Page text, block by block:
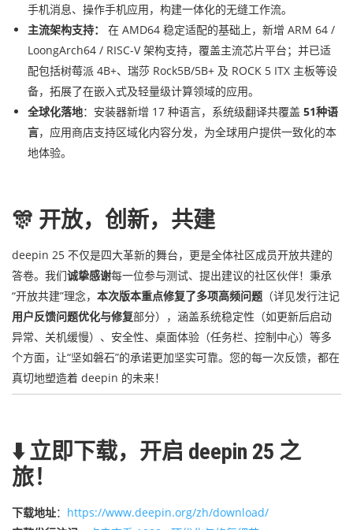
手机消息、操作手机应用，构建一体化的无缝工作流。
主流架构支持： 在 AMD64 稳定适配的基础上，新增 ARM 64 /
LoongArch64 / RISC-V 架构支持，覆盖主流芯片平台；并已适
配包括树莓派 4B+、瑞莎 Rock5B/5B+ 及 ROCK 5 ITX 主板等设
备，拓展了在嵌入式及轻量级计算领域的应用。
全球化落地：安装器新增 17 种语言，系统级翻译共覆盖 51种语
言，应用商店支持区域化内容分发，为全球用户提供一致化的本
地体验。
🎊 开放，创新，共建
deepin 25 不仅是四大革新的舞台，更是全体社区成员开放共建的
答卷。我们诚挚感谢每一位参与测试、提出建议的社区伙伴！秉承
“开放共建”理念， 本次版本重点修复了多项高频问题 （详见发行注记
用户反馈问题优化与修复部分），涵盖系统稳定性（如更新后启动
异常、关机缓慢）、安全性、桌面体验（任务栏、控制中心）等多
个方面，让“坚如磐石”的承诺更加坚实可靠。您的每一次反馈，都在
真切地塑造着 deepin 的未来！
⬇️ 立即下载，开启 deepin 25 之
旅！
下载地址： https://www.deepin.org/zh/download/